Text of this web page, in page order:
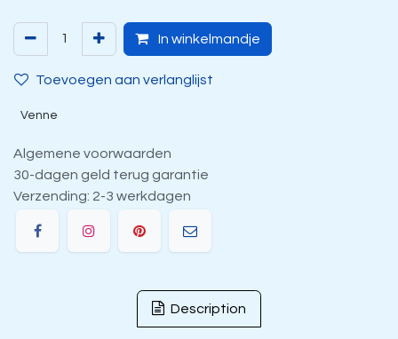
In winkelmandje
Toevoegen aan verlanglijst
Venne
Algemene voorwaarden
30-dagen geld terug garantie
Verzending: 2-3 werkdagen
Description